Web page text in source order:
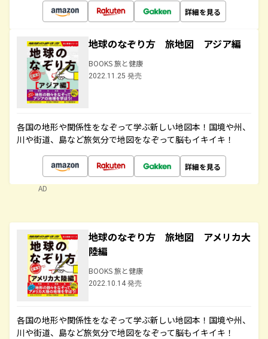
詳細を見る
地球のなぞり方 旅地図 アジア編
BOOKS 旅と健康
2022.11.25 発売
各国の地形や関係性をなぞって学ぶ新しい地図本！国境や州、
川や街道、島など旅気分で地図をなぞって脳もイキイキ！
詳細を見る
AD
地球のなぞり方 旅地図 アメリカ大
陸編
BOOKS 旅と健康
2022.10.14 発売
各国の地形や関係性をなぞって学ぶ新しい地図本！国境や州、
川や街道、島など旅気分で地図をなぞって脳もイキイキ！